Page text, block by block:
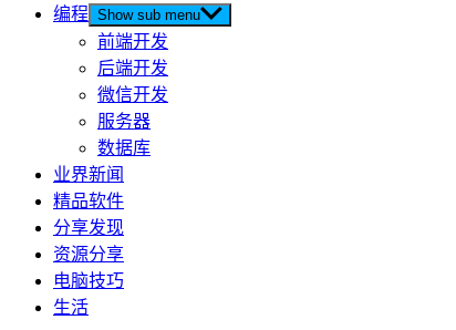
编程 Show sub menu
前端开发
后端开发
微信开发
服务器
数据库
业界新闻
精品软件
分享发现
资源分享
电脑技巧
生活